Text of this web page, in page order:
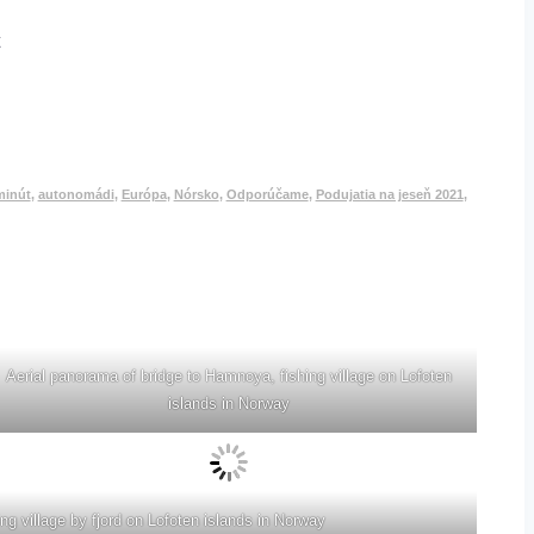
, autonomádi, Európa, Nórsko, Odporúčame, Podujatia na jeseň 2021 ,
Aerial panorama of bridge to Hamnoya, fishing village on Lofoten
islands in Norway
village by fjord on Lofoten islands in Norway